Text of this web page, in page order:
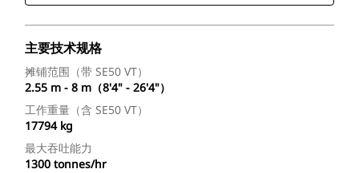
主要技术规格
摊铺范围（带 SE50 VT）
2.55 m - 8 m（8'4" - 26'4"）
工作重量（含 SE50 VT）
17794 kg
最大吞吐能力
1300 tonnes/hr